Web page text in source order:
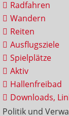
Radfahren
Wandern
Reiten
Ausflugsziele
Spielplätze
Aktiv
Hallenfreibad
Downloads,
Politik und